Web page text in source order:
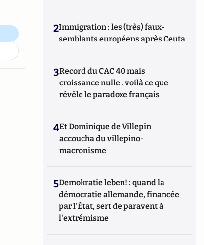
2Immigration : les (très) faux-
semblants européens après Ceuta
3Record du CAC 40 mais
croissance nulle : voilà ce que
révèle le paradoxe français
4Et Dominique de Villepin
accoucha du villepino-
macronisme
5Demokratie leben! : quand la
démocratie allemande, financée
par l'État, sert de paravent à
l'extrémisme